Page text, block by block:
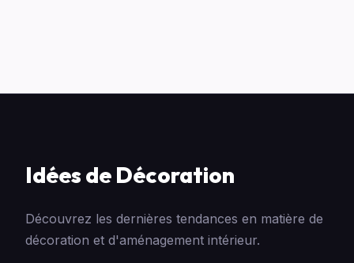
Idées de Décoration
Découvrez les dernières tendances en matière de
décoration et d'aménagement intérieur.